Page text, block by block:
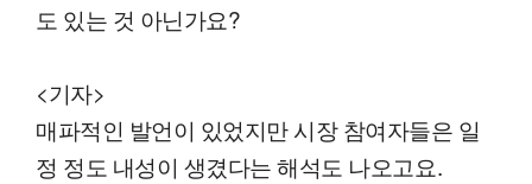
도 있는 것 아닌가요?
<기자>
매파적인 발언이 있었지만 시장 참여자들은 일
정 정도 내성이 생겼다는 해석도 나오고요.